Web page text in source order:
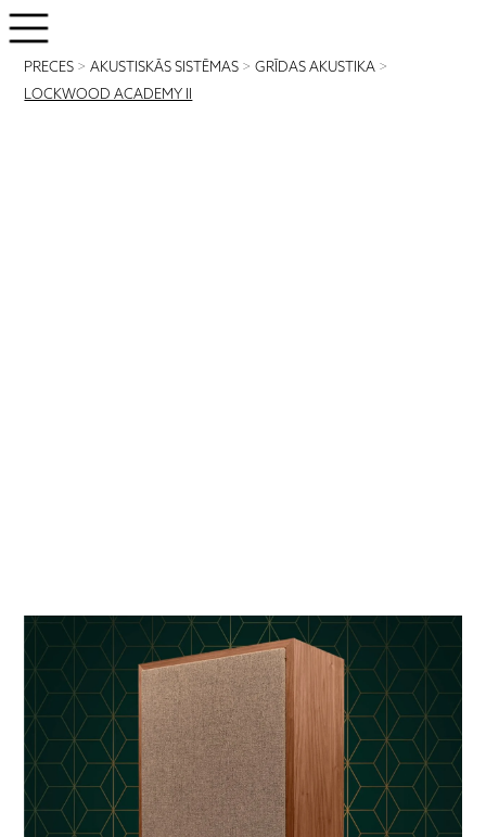
PRECES >AKUSTISKĀS SISTĒMAS >GRĪDAS AKUSTIKA >
LOCKWOOD ACADEMY II